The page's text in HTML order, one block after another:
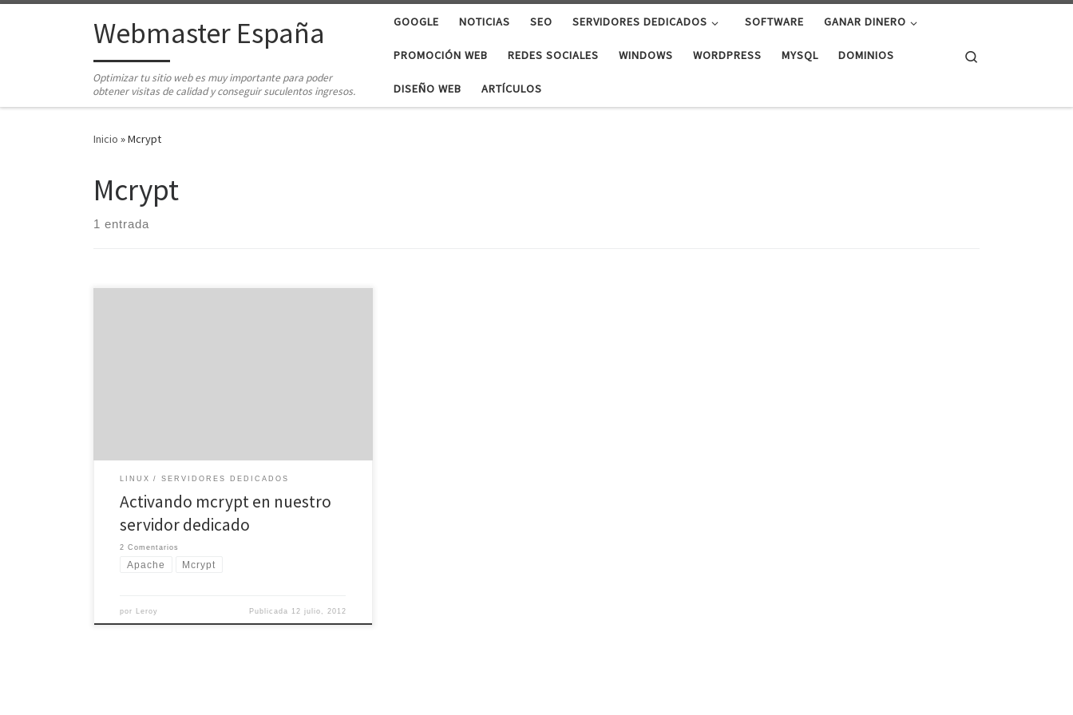
Saltar al contenidoWebmaster España
Optimizar tu sitio web es muy importante para poder
obtener visitas de calidad y conseguir suculentos ingresos.
GOOGLE NOTICIAS SEO SERVIDORES DEDICADOS SOFTWARE GANAR DINERO
PROMOCIÓN WEB REDES SOCIALES WINDOWS WORDPRESS MYSQL DOMINIOS
DISEÑO WEB ARTÍCULOS
Inicio »Mcrypt
Mcrypt
1 entrada
LINUX SERVIDORES DEDICADOS
Activando mcrypt en nuestro
servidor dedicado
2 Comentarios
Apache Mcrypt
por Leroy Publicada 12 julio, 2012